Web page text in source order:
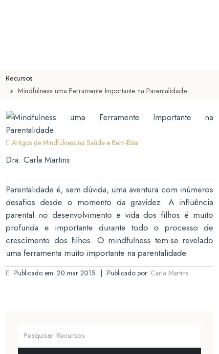
Recursos
Mindfulness uma Ferramente Importante na Parentalidade
Artigos de Mindfulness na Saúde e Bem-Estar
Dra. Carla Martins
Parentalidade é, sem dúvida, uma aventura com inúmeros
desafios desde o momento da gravidez. A influência
parental no desenvolvimento e vida dos filhos é muito
profunda e importante durante todo o processo de
crescimento dos filhos. O mindfulness tem-se revelado
uma ferramenta muito importante na parentalidade.
Publicado em: 20 mar 2015 Publicado por: Carla Martins